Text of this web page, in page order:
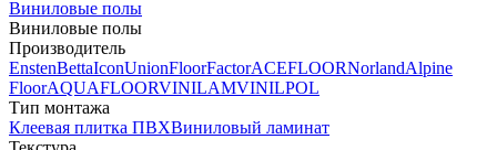
Виниловые полы
Виниловые полы
Производитель
EnstenBettaIconUnionFloorFactorACEFLOORNorlandAlpine
FloorAQUAFLOORVINILAMVINILPOL
Тип монтажа
Клеевая плитка ПВХВиниловый ламинат